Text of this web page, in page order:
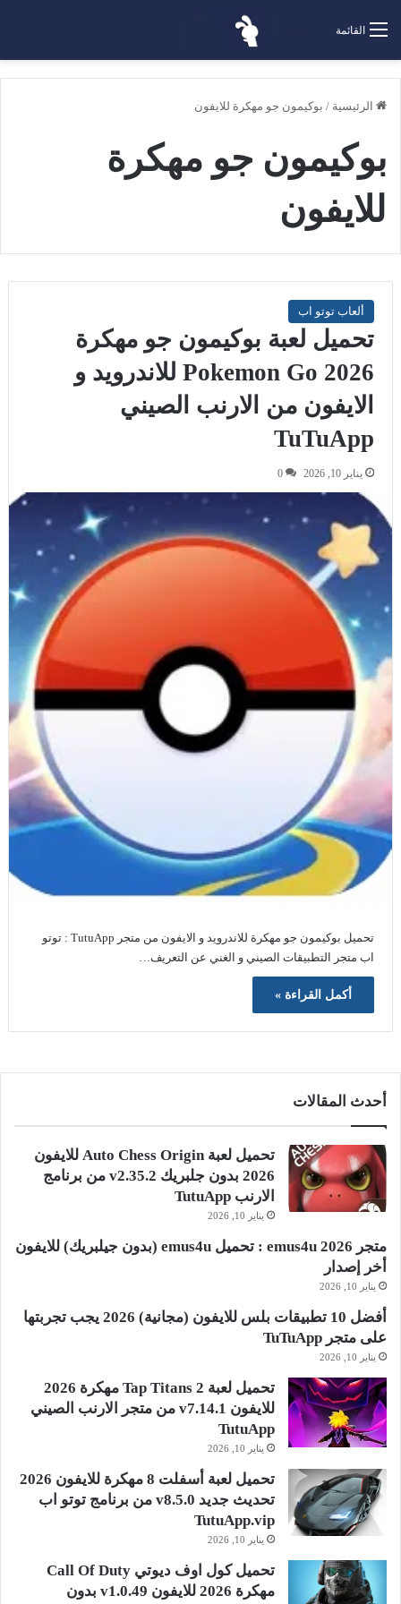
القائمة
الرئيسية / بوكيمون جو مهكرة للايفون
بوكيمون جو مهكرة
للايفون
ألعاب توتو اب
تحميل لعبة بوكيمون جو مهكرة
2026 Pokemon Go للاندرويد و
الايفون من الارنب الصيني
TuTuApp
يناير 10, 2026 0
تحميل بوكيمون جو مهكرة للاندرويد و الايفون من متجر TutuApp : توتو
اب متجر التطبيقات الصيني و الغني عن التعريف…
أكمل القراءة »
أحدث المقالات
تحميل لعبة Auto Chess Origin للايفون
2026 بدون جلبريك v2.35.2 من برنامج
الارنب TutuApp
يناير 10, 2026
متجر emus4u 2026 : تحميل emus4u (بدون جيلبريك) للايفون
أخر إصدار
يناير 10, 2026
أفضل 10 تطبيقات بلس للايفون (مجانية) 2026 يجب تجربتها
على متجر TuTuApp
يناير 10, 2026
تحميل لعبة Tap Titans 2 مهكرة 2026
للايفون v7.14.1 من متجر الارنب الصيني
TutuApp
يناير 10, 2026
تحميل لعبة أسفلت 8 مهكرة للايفون 2026
تحديث جديد v8.5.0 من برنامج توتو اب
TutuApp.vip
يناير 10, 2026
تحميل كول اوف ديوتي Call Of Duty
مهكرة 2026 للايفون v1.0.49 بدون